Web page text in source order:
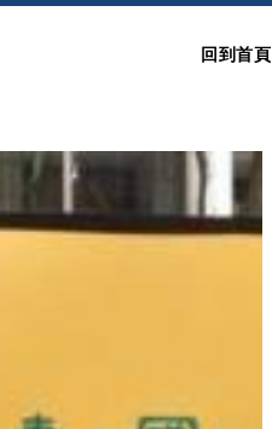
回到首頁